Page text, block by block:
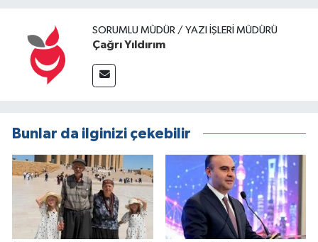
SORUMLU MÜDÜR / YAZI İŞLERI MÜDÜRÜ
Çağrı Yıldırım
Bunlar da ilginizi çekebilir